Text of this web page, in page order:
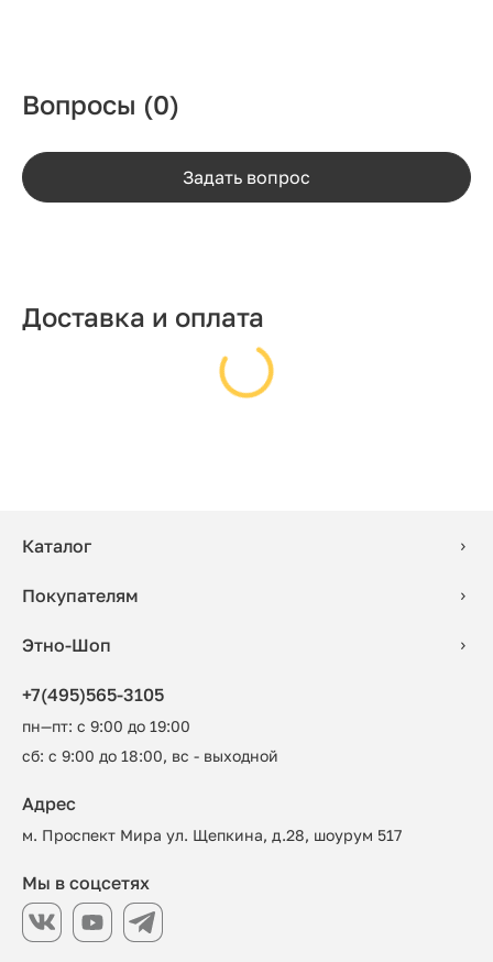
Вопросы (0)
Задать вопрос
Доставка и оплата
Каталог
Покупателям
Этно-Шоп
+7(495)565-3105
пн—пт: с 9:00 до 19:00
сб: с 9:00 до 18:00, вс - выходной
Адрес
м. Проспект Мира ул. Щепкина, д.28, шоурум 517
Мы в соцсетях